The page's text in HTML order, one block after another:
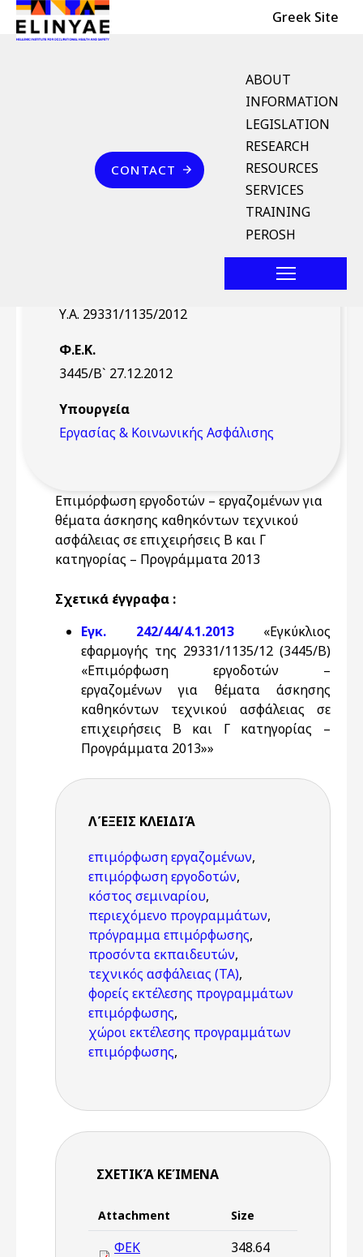
Skip to main content
Header Top Greek Site
English Menu
ABOUT
INFORMATION
LEGISLATION
RESEARCH
RESOURCES
SERVICES
TRAINING
PEROSH
Επικοινωνία
CONTACT
Breadcrumb
Υ.Α. 29331/1135/2012
(ΦΕΚ 3445/Β` 27.12.2012)
Υ.Α. 29331/1135/2012
Φ.Ε.Κ.
3445/Β` 27.12.2012
Υπουργεία
Εργασίας & Κοινωνικής Ασφάλισης
Επιμόρφωση εργοδοτών – εργαζομένων για
θέματα άσκησης καθηκόντων τεχνικού
ασφάλειας σε επιχειρήσεις Β και Γ
κατηγορίας – Προγράμματα 2013
Σχετικά έγγραφα :
Εγκ. 242/44/4.1.2013 «Εγκύκλιος
εφαρμογής της 29331/1135/12 (3445/Β)
«Επιμόρφωση εργοδοτών –
εργαζομένων για θέματα άσκησης
καθηκόντων τεχνικού ασφάλειας σε
επιχειρήσεις Β και Γ κατηγορίας –
Προγράμματα 2013»»
ΛΈΞΕΙΣ KΛΕΙΔΙΆ
επιμόρφωση εργαζομένων,
επιμόρφωση εργοδοτών,
κόστος σεμιναρίου,
περιεχόμενο προγραμμάτων,
πρόγραμμα επιμόρφωσης,
προσόντα εκπαιδευτών,
τεχνικός ασφάλειας (ΤΑ),
φορείς εκτέλεσης προγραμμάτων
επιμόρφωσης,
χώροι εκτέλεσης προγραμμάτων
επιμόρφωσης,
ΣΧΕΤΙΚΆ ΚΕΊΜΕΝΑ
Attachment Size
ΦΕΚ
348.64